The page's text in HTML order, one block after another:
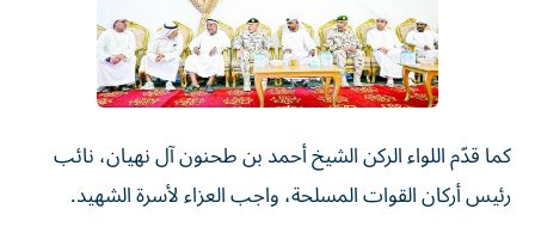
كما قدّم اللواء الركن الشيخ أحمد بن طحنون آل نهيان، نائب
رئيس أركان القوات المسلحة، واجب العزاء لأسرة الشهيد.